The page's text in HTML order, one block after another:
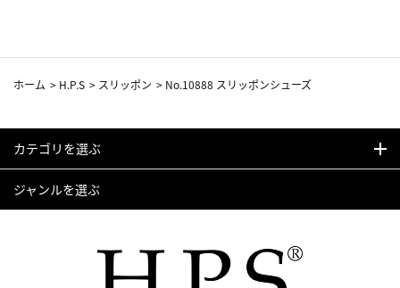
ホーム > H.P.S > スリッポン > No.10888 スリッポンシューズ
カテゴリを選ぶ
ジャンルを選ぶ